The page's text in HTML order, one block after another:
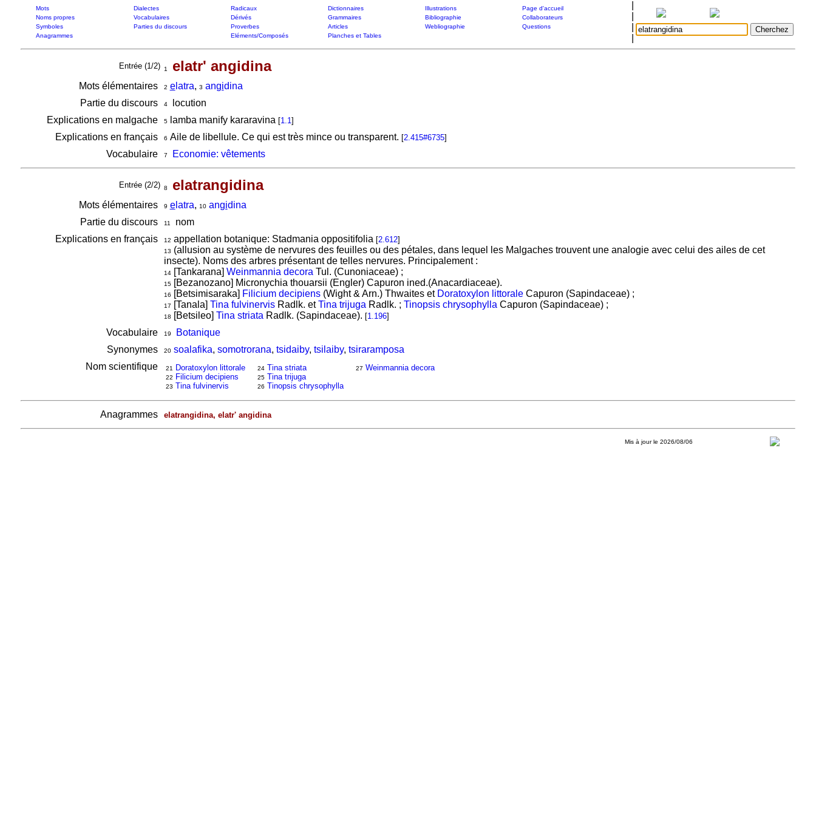
Mots Dialectes Radicaux Dictionnaires Illustrations
Page d'accueil
Noms propres
Vocabulaires Dérivés Grammaires Bibliographie
Collaborateurs
Symboles
Parties du discours Proverbes Articles Webliographie
Questions
Anagrammes
Eléments/Composés Planches et Tables
Entrée (1/2) 1 elatr' angidina
Mots élémentaires 2 elatra, 3 angidina
Partie du discours
4locution
Explications en malgache
5lamba manify kararavina [1.1]
Explications en français 6 Aile de libellule. Ce qui est très mince ou transparent. [2.415#6735]
Vocabulaire 7 Economie: vêtements
Entrée (2/2) 8 elatrangidina
Mots élémentaires 9 elatra, 10 angidina
Partie du discours
11
nom
Explications en français
12 appellation botanique: Stadmania oppositifolia [2.612]
13 (allusion au système de nervures des feuilles ou des pétales, dans lequel les Malgaches trouvent une analogie avec celui des ailes de cet
insecte). Noms des arbres présentant de telles nervures. Principalement :
14[Tankarana] Weinmannia decora Tul. (Cunoniaceae) ;
15[Bezanozano] Micronychia thouarsii (Engler) Capuron ined.(Anacardiaceae).
16 [Betsimisaraka] Filicium decipiens(Wight & Arn.) Thwaites et Doratoxylon littoraleCapuron (Sapindaceae) ;
17 [Tanala] Tina fulvinervisRadlk. etTina trijuga Radlk. ; Tinopsis chrysophylla Capuron (Sapindaceae) ;
18 [Betsileo] Tina striata Radlk. (Sapindaceae). [1.196]
Vocabulaire 19
Botanique
Synonymes
20 soalafika, somotrorana, tsidaiby, tsilaiby, tsiraramposa
Nom scientifique
21 Doratoxylon littorale
22 Filicium decipiens
23 Tina fulvinervis
24 Tina striata
25 Tina trijuga
26 Tinopsis chrysophylla
27 Weinmannia decora
Anagrammes elatrangidina, elatr' angidina
Mis à jour le 2026/08/06